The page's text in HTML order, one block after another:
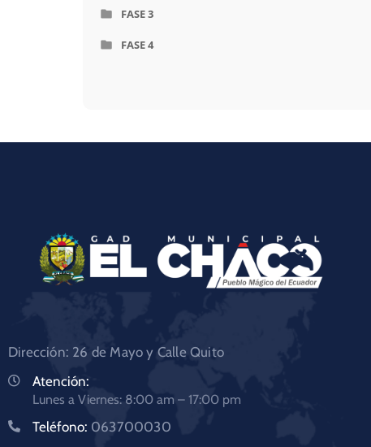
FASE 3
FASE 4
Dirección: 26 de Mayo y Calle Quito
Atención:
Lunes a Viernes: 8:00 am – 17:00 pm
Teléfono: 063700030